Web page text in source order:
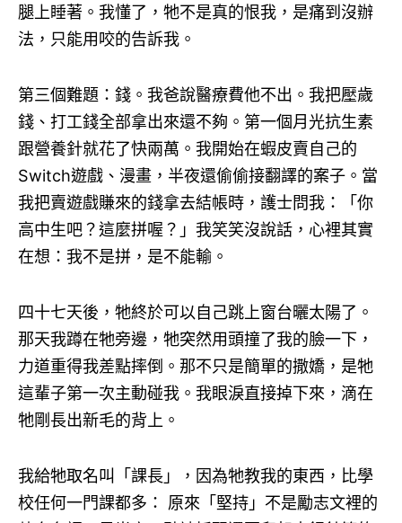
腿上睡著。我懂了，牠不是真的恨我，是痛到沒辦
法，只能用咬的告訴我。
第三個難題：錢。我爸說醫療費他不出。我把壓歲
錢、打工錢全部拿出來還不夠。第一個月光抗生素
跟營養針就花了快兩萬。我開始在蝦皮賣自己的
Switch遊戲、漫畫，半夜還偷偷接翻譯的案子。當
我把賣遊戲賺來的錢拿去結帳時，護士問我：「你
高中生吧？這麼拼喔？」我笑笑沒說話，心裡其實
在想：我不是拼，是不能輸。
四十七天後，牠終於可以自己跳上窗台曬太陽了。
那天我蹲在牠旁邊，牠突然用頭撞了我的臉一下，
力道重得我差點摔倒。那不只是簡單的撒嬌，是牠
這輩子第一次主動碰我。我眼淚直接掉下來，滴在
牠剛長出新毛的背上。
我給牠取名叫「課長」，因為牠教我的東西，比學
校任何一門課都多： 原來「堅持」不是勵志文裡的